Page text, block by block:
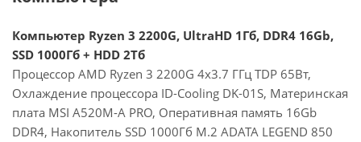
Компьютер Ryzen 3 2200G, UltraHD 1Гб, DDR4 16Gb,
SSD 1000Гб + HDD 2Тб
Процессор AMD Ryzen 3 2200G 4x3.7 ГГц TDP 65Вт,
Охлаждение процессора ID-Cooling DK-01S, Материнская
плата MSI A520M-A PRO, Оперативная память 16Gb
DDR4, Накопитель SSD 1000Гб M.2 ADATA LEGEND 850